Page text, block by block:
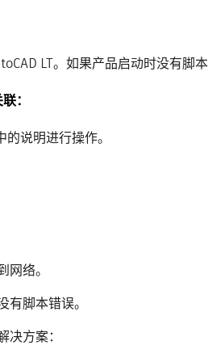
LT。如果产品启动时没有脚
：
的说明进行操作。
络。
脚本错误。
方案：